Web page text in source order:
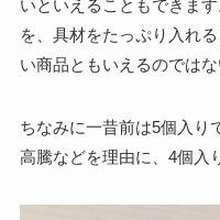
いといえることもできま
を、具材をたっぷり入れ
い商品ともいえるのではな
ちなみに一昔前は5個入り
高騰などを理由に、4個入